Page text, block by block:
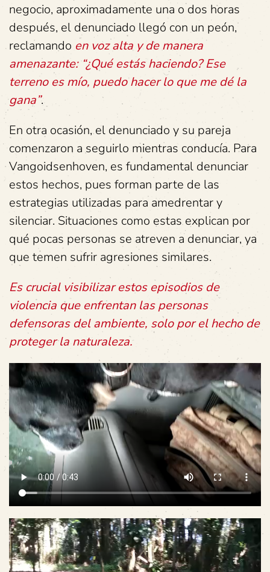
negocio, aproximadamente una o dos horas
después, el denunciado llegó con un peón,
reclamando en voz alta y de manera
amenazante: “¿Qué estás haciendo? Ese
terreno es mío, puedo hacer lo que me dé la
gana”.
En otra ocasión, el denunciado y su pareja
comenzaron a seguirlo mientras conducía. Para
Vangoidsenhoven, es fundamental denunciar
estos hechos, pues forman parte de las
estrategias utilizadas para amedrentar y
silenciar. Situaciones como estas explican por
qué pocas personas se atreven a denunciar, ya
que temen sufrir agresiones similares.
Es crucial visibilizar estos episodios de
violencia que enfrentan las personas
defensoras del ambiente, solo por el hecho de
proteger la naturaleza.